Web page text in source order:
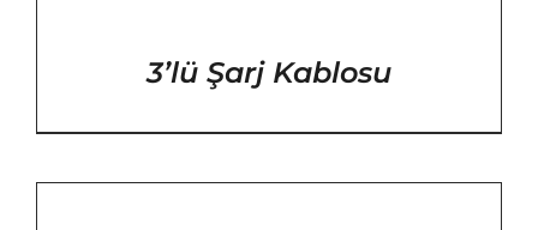
3’lü Şarj Kablosu